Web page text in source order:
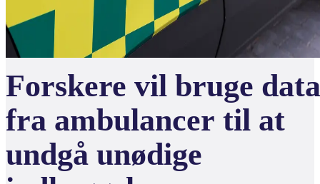
Forskere vil bruge data
fra ambulancer til at
undgå unødige